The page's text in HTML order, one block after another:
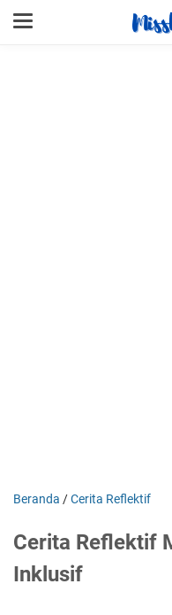
Beranda /Cerita Reflektif
Cerita Reflektif
Inklusif